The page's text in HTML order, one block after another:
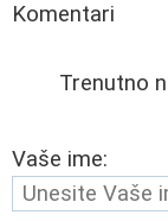
Komentari
Trenutno
Vaše ime: